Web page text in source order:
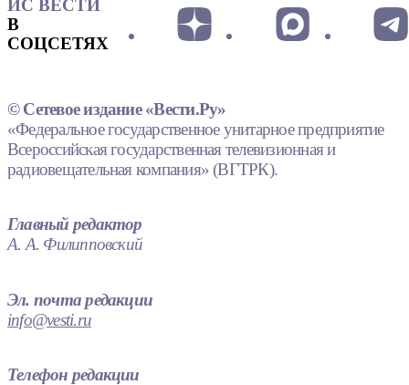
ИС ВЕСТИ
В
СОЦСЕТЯХ
© Сетевое издание «Вести.Ру»
«Федеральное государственное унитарное предприятие
Всероссийская государственная телевизионная и
радиовещательная компания» (ВГТРК).
Главный редактор
А. А. Филипповский
Эл. почта редакции
info@vesti.ru
Телефон редакции